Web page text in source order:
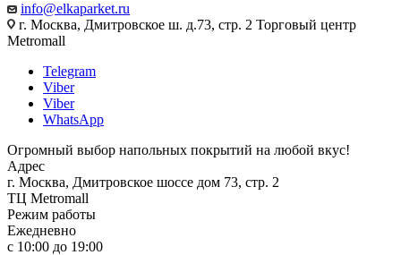
info@elkaparket.ru
г. Москва, Дмитровское ш. д.73, стр. 2 Торговый центр
Metromall
Telegram
Viber
Viber
WhatsApp
Огромный выбор напольных покрытий на любой вкус!
Адрес
г. Москва, Дмитровское шоссе дом 73, стр. 2
ТЦ Metromall
Режим работы
Ежедневно
с 10:00 до 19:00